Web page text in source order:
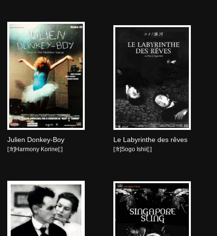
Julien Donkey-Boy
[:fr]Harmony Korine[:]
Le Labyrinthe des rêves
[:fr]Sogo Ishii[:]